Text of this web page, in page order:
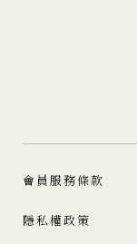
會員服務條款
隱私權政策